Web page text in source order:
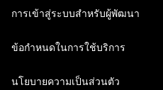
การเข้าสู่ระบบสำหรับผู้พัฒนา
ข้อกำหนดในการใช้บริการ
นโยบายความเป็นส่วนตัว